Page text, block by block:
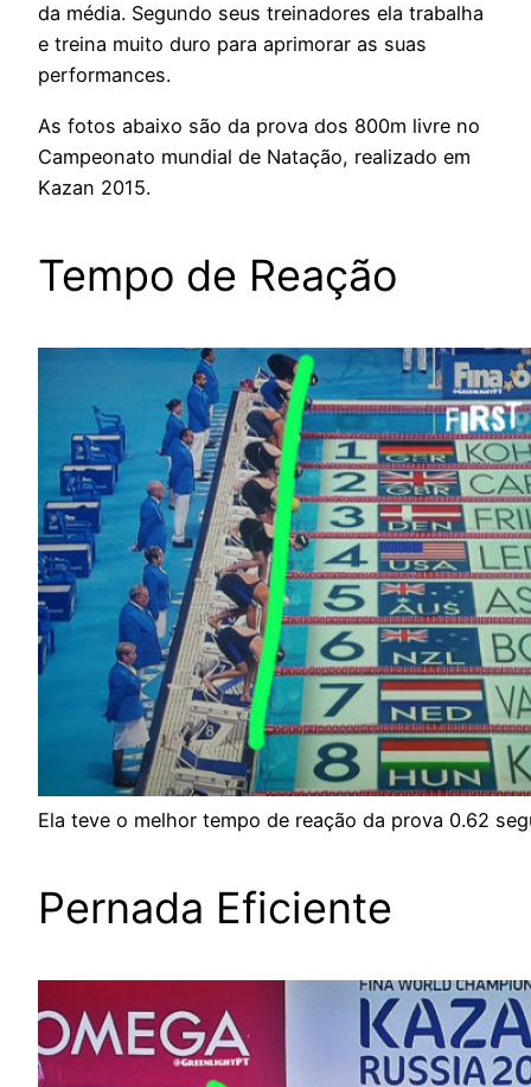
da média. Segundo seus treinadores ela trabalha
e treina muito duro para aprimorar as suas
performances.
As fotos abaixo são da prova dos 800m livre no
Campeonato mundial de Natação, realizado em
Kazan 2015.
Tempo de Reação
Ela teve o melhor tempo de reação da prova 0.62
Pernada Eficiente